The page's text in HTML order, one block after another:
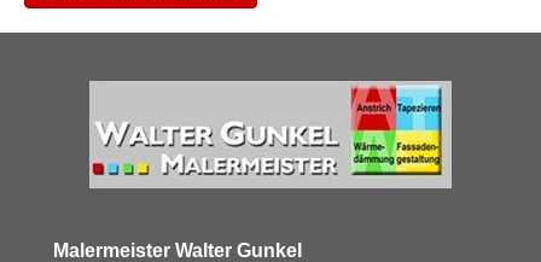
Malermeister Walter Gunkel